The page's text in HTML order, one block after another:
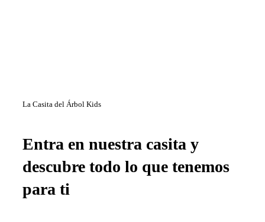
La Casita del Árbol Kids
Entra en nuestra casita y
descubre todo lo que tenemos
para ti